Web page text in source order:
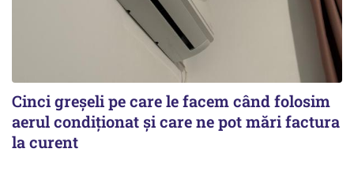
Cinci greșeli pe care le facem când folosim
aerul condiționat și care ne pot mări factura
la curent